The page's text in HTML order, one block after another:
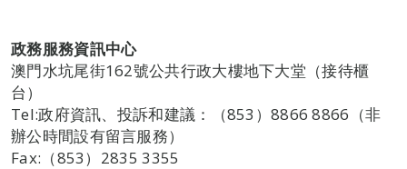
政務服務資訊中心
澳門水坑尾街162號公共行政大樓地下大堂（接待櫃
台）
Tel:政府資訊、投訴和建議：（853）8866 8866（非
辦公時間設有留言服務）
Fax:（853）2835 3355